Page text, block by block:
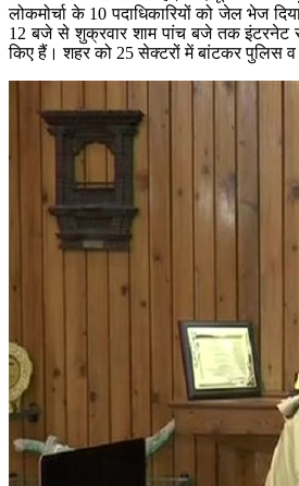
लोकमोर्चा के 10 पदाधिकारियों को जेल भेज
12 बजे से शुक्रवार शाम पांच बजे तक इंटरनेट
किए हैं। शहर को 25 सेक्टरों में बांटकर पुलिस व